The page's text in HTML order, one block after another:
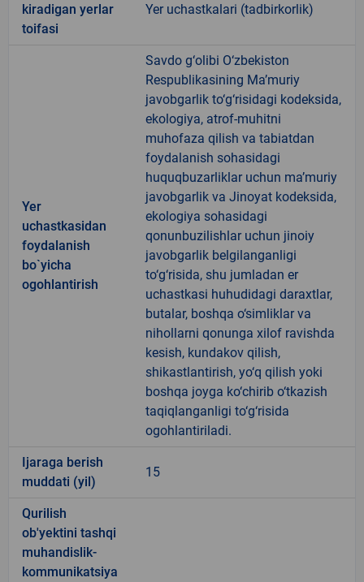
kiradigan yerlar
toifasi
Yer uchastkalari (tadbirkorlik)
Yer
uchastkasidan
foydalanish
bo`yicha
ogohlantirish
Savdo g‘olibi O‘zbekiston
Respublikasining Ma’muriy
javobgarlik to‘g‘risidagi kodeksida,
ekologiya, atrof-muhitni
muhofaza qilish va tabiatdan
foydalanish sohasidagi
huquqbuzarliklar uchun ma’muriy
javobgarlik va Jinoyat kodeksida,
ekologiya sohasidagi
qonunbuzilishlar uchun jinoiy
javobgarlik belgilanganligi
to‘g‘risida, shu jumladan er
uchastkasi huhudidagi daraxtlar,
butalar, boshqa o‘simliklar va
nihollarni qonunga xilof ravishda
kesish, kundakov qilish,
shikastlantirish, yo‘q qilish yoki
boshqa joyga ko‘chirib o‘tkazish
taqiqlanganligi to‘g‘risida
ogohlantiriladi.
Ijaraga berish
muddati (yil)
15
Qurilish
ob'yektini tashqi
muhandislik-
kommunikatsiya